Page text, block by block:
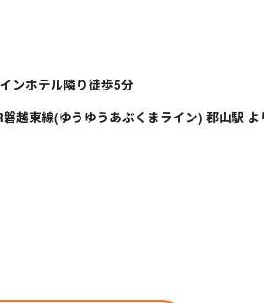
ンホテル隣り徒歩5分
越東線(ゆうゆうあぶくまライン) 郡山駅